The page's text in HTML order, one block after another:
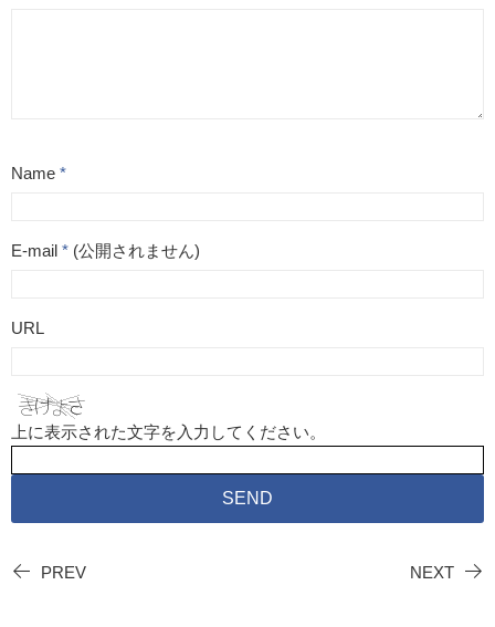
Name *
E-mail * (公開されません)
URL
上に表示された文字を入力してください。
PREV NEXT